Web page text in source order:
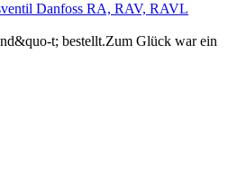
t; bestellt.Zum Glück war ein